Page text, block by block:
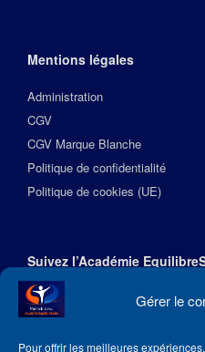
Gérer le
Pour offrir les meilleures
Mentions légales
Administration
CGV
CGV Marque Blanche
Politique de confidentialité
Politique de cookies (UE)
Suivez l’Académie